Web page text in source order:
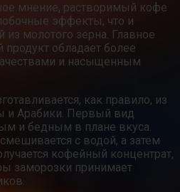
мнение, растворимый кофе
эффекты, что и
из молотого зерна. Главное
продукт обладает более
и насыщенным
как правило, из
и Арабики. Первый вид
и бедным в плане вкуса.
с водой, а затем
кофейный концентрат,
заморозки принимает